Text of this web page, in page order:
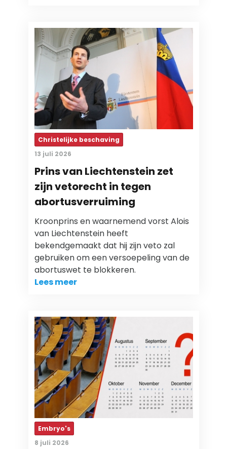
Christelijke beschaving
13 juli 2026
Prins van Liechtenstein zet
zijn vetorecht in tegen
abortusverruiming
Kroonprins en waarnemend vorst Alois
van Liechtenstein heeft
bekendgemaakt dat hij zijn veto zal
gebruiken om een versoepeling van de
abortuswet te blokkeren.
Lees meer
Embryo's
8 juli 2026